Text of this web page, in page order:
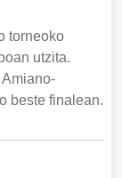
torneoko
utzita.
beste finalean.